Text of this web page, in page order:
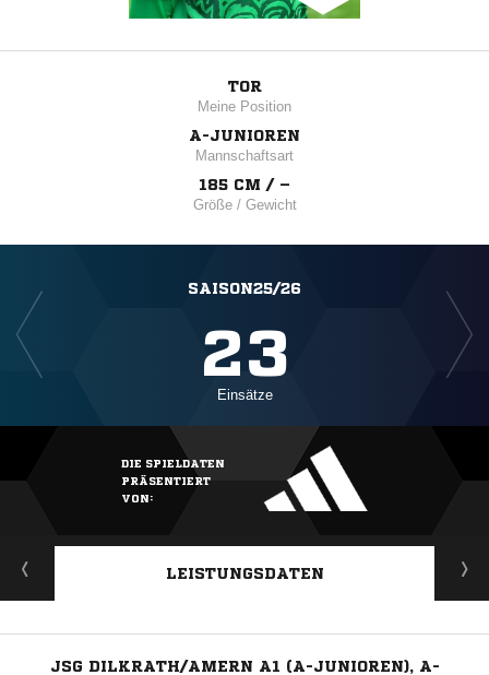
TOR
Meine Position
A-JUNIOREN
Mannschaftsart
185 CM / –
Größe / Gewicht
SAISON25/26
23
Einsätze
DIE SPIELDATEN
PRÄSENTIERT
VON:
LEISTUNGSDATEN
JSG DILKRATH/AMERN A1 (A-JUNIOREN), A-